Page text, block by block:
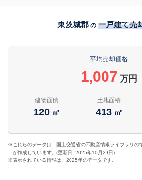
東茨城郡 の 一戸建て売
平均売却価格
1,007 万円
建物面積
120 ㎡
土地面積
413 ㎡
※ これらのデータは、国土交通省の不動産情報ライブラリの
が作成しています。(更新日: 2025年10月29日)
※表示されている情報は、2025年のデータです。